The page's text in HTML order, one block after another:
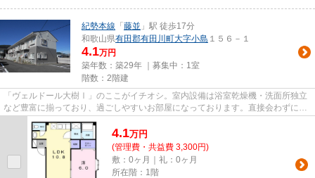
紀勢本線 「 藤並 」駅 徒歩17分
和歌山県有田郡有田川町大字小島 １５６－１
4.1万円
築年数：築29年 ｜募集中： 1室
階数：2階建
「ヴェルドール大樹Ⅰ」のここがイチオシ。室内設備は浴室乾燥機・洗面所独立
など豊富に揃っており、過ごしやすいお部屋になっております。直接会わずにイ
ンターホン越しに来訪者を確認...
4.1万円
(管理費・共益費 3,300円)
敷：0ヶ月｜礼：0ヶ月
所在階：1階